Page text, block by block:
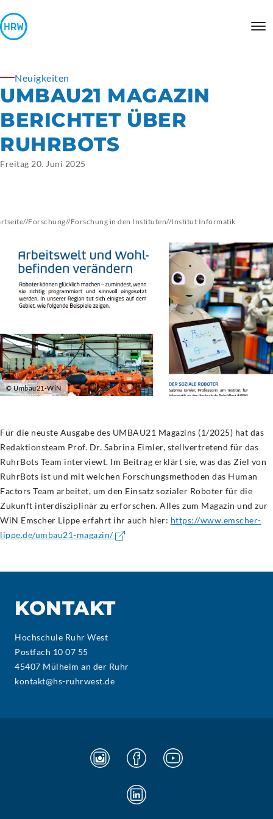
Neuigkeiten
UMBAU21 MAGAZIN
BERICHTET ÜBER
RUHRBOTS
Freitag 20. Juni 2025
//Forschung//Forschung in den Instituten//Institut Informatik
© Umbau21-WiN
Für die neuste Ausgabe des UMBAU21 Magazins (1/2025) hat das
Redaktionsteam Prof. Dr. Sabrina Eimler, stellvertretend für das
RuhrBots Team interviewt. Im Beitrag erklärt sie, was das Ziel von
RuhrBots ist und mit welchen Forschungsmethoden das Human
Factors Team arbeitet, um den Einsatz sozialer Roboter für die
Zukunft interdisziplinär zu erforschen. Alles zum Magazin und zur
WiN Emscher Lippe erfahrt ihr auch hier: https://www.emscher-
lippe.de/umbau21-magazin/
KONTAKT
Hochschule Ruhr West
Postfach 10 07 55
45407 Mülheim an der Ruhr
kontakt@hs-ruhrwest.de